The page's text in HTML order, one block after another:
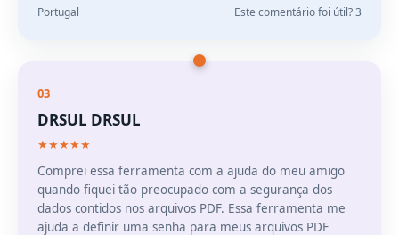
Portugal Este comentário foi útil? 3
03
DRSUL DRSUL
★★★★★
Comprei essa ferramenta com a ajuda do meu amigo
quando fiquei tão preocupado com a segurança dos
dados contidos nos arquivos PDF. Essa ferramenta me
ajuda a definir uma senha para meus arquivos PDF